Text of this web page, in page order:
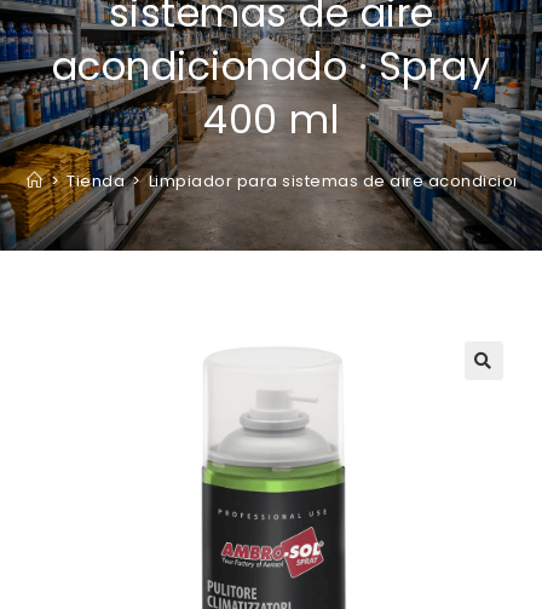
sistemas de aire
acondicionado · Spray
400 ml
> Tienda > Limpiador para sistemas de aire